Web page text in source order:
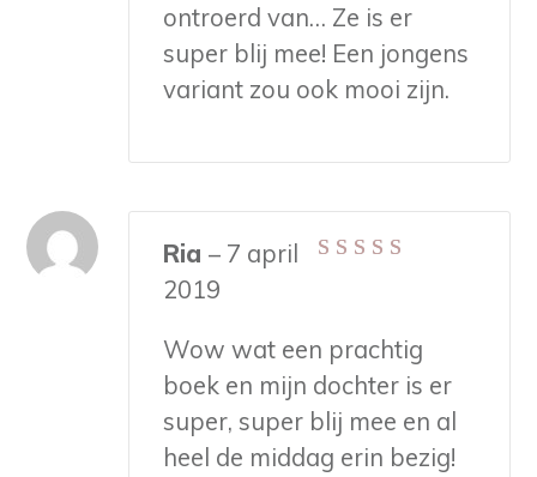
ontroerd van… Ze is er
super blij mee! Een jongens
variant zou ook mooi zijn.
Ria– 7 april
2019
Wow wat een prachtig
boek en mijn dochter is er
super, super blij mee en al
heel de middag erin bezig!